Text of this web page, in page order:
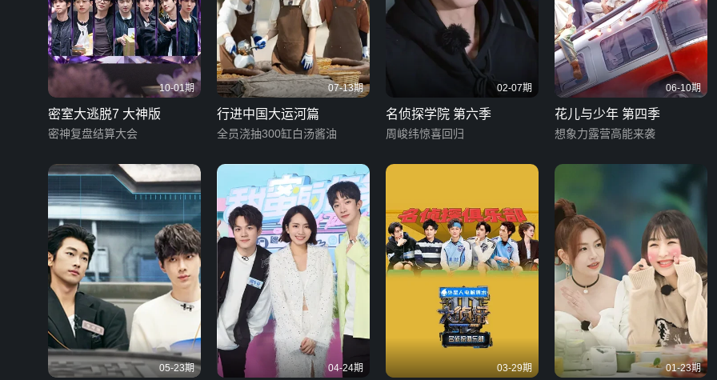
10-01期
密室大逃脱7 大神版
密神复盘结算大会
07-13期
行进中国大运河篇
全员浇抽300缸白汤酱油
02-07期
名侦探学院 第六季
周峻纬惊喜回归
06-10期
花儿与少年 第四季
想象力露营高能来袭
05-23期 04-24期 03-29期 01-23期